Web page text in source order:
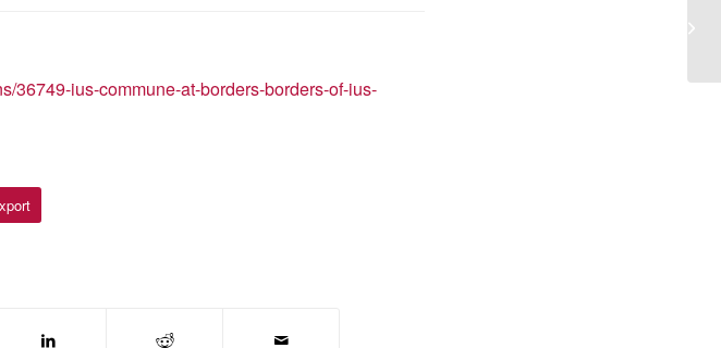
36749-ius-commune-at-borders-borders-of-ius-